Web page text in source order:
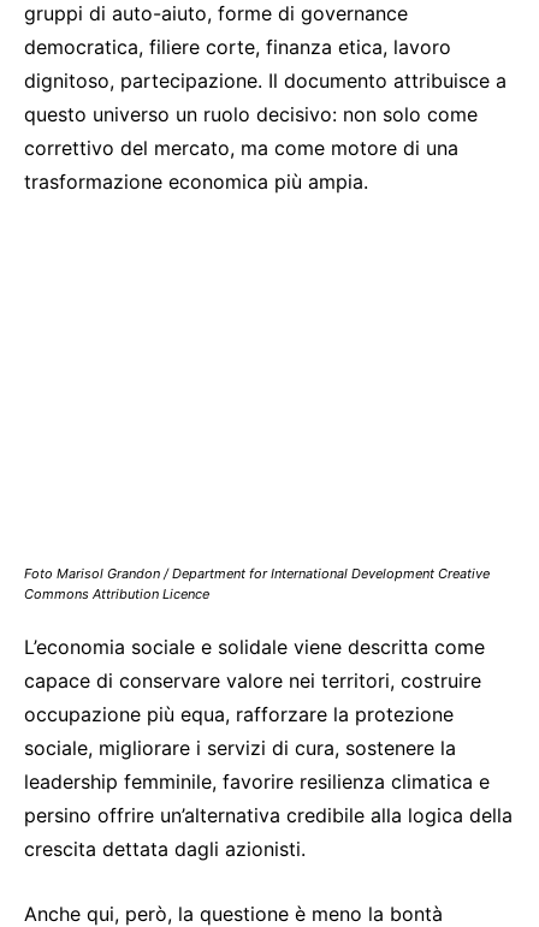
gruppi di auto-aiuto, forme di governance
democratica, filiere corte, finanza etica, lavoro
dignitoso, partecipazione. Il documento attribuisce a
questo universo un ruolo decisivo: non solo come
correttivo del mercato, ma come motore di una
trasformazione economica più ampia.
Foto Marisol Grandon / Department for International Development Creative
Commons Attribution Licence
L’economia sociale e solidale viene descritta come
capace di conservare valore nei territori, costruire
occupazione più equa, rafforzare la protezione
sociale, migliorare i servizi di cura, sostenere la
leadership femminile, favorire resilienza climatica e
persino offrire un’alternativa credibile alla logica della
crescita dettata dagli azionisti.
Anche qui, però, la questione è meno la bontà